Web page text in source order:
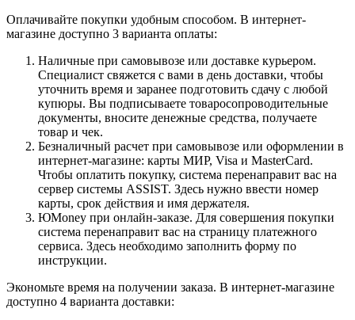
Оплачивайте покупки удобным способом. В интернет-
магазине доступно 3 варианта оплаты:
Наличные при самовывозе или доставке курьером.
Специалист свяжется с вами в день доставки, чтобы
уточнить время и заранее подготовить сдачу с любой
купюры. Вы подписываете товаросопроводительные
документы, вносите денежные средства, получаете
товар и чек.
Безналичный расчет при самовывозе или оформлении в
интернет-магазине: карты МИР, Visa и MasterCard.
Чтобы оплатить покупку, система перенаправит вас на
сервер системы ASSIST. Здесь нужно ввести номер
карты, срок действия и имя держателя.
ЮMoney при онлайн-заказе. Для совершения покупки
система перенаправит вас на страницу платежного
сервиса. Здесь необходимо заполнить форму по
инструкции.
Экономьте время на получении заказа. В интернет-магазине
доступно 4 варианта доставки: